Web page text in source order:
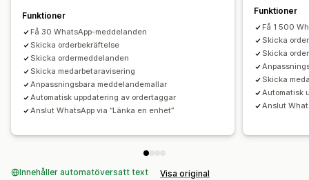
Funktioner
Få 30 WhatsApp-meddelanden
Skicka orderbekräftelse
Skicka ordermeddelanden
Skicka medarbetaravisering
Anpassningsbara meddelandemallar
Automatisk uppdatering av ordertaggar
Anslut WhatsApp via ”Länka en enhet”
Funktioner
Få 1 500
Skicka
Skicka
Skicka
Automatisk
Anslut
Innehåller automatöversatt text Visa original